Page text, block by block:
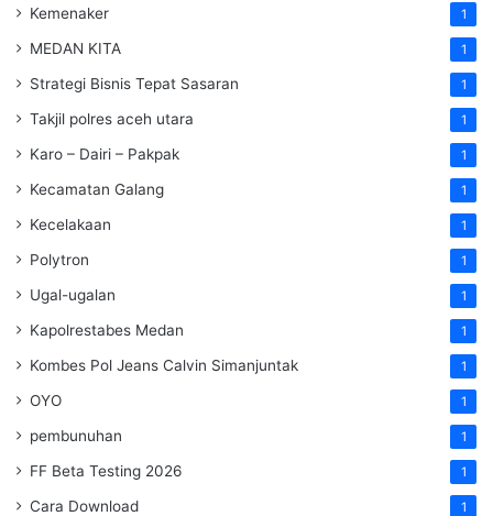
Kemenaker 1
MEDAN KITA 1
Strategi Bisnis Tepat Sasaran 1
Takjil polres aceh utara 1
Karo – Dairi – Pakpak 1
Kecamatan Galang 1
Kecelakaan 1
Polytron 1
Ugal-ugalan 1
Kapolrestabes Medan 1
Kombes Pol Jeans Calvin Simanjuntak 1
OYO 1
pembunuhan 1
FF Beta Testing 2026 1
Cara Download 1